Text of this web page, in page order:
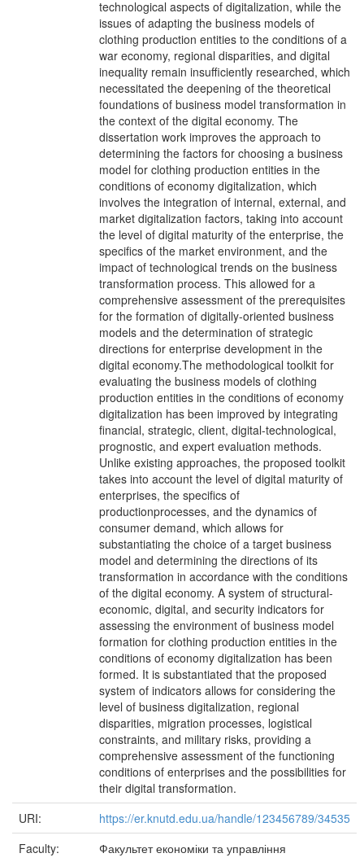
technological aspects of digitalization, while the
issues of adapting the business models of
clothing production entities to the conditions of a
war economy, regional disparities, and digital
inequality remain insufficiently researched, which
necessitated the deepening of the theoretical
foundations of business model transformation in
the context of the digital economy. The
dissertation work improves the approach to
determining the factors for choosing a business
model for clothing production entities in the
conditions of economy digitalization, which
involves the integration of internal, external, and
market digitalization factors, taking into account
the level of digital maturity of the enterprise, the
specifics of the market environment, and the
impact of technological trends on the business
transformation process. This allowed for a
comprehensive assessment of the prerequisites
for the formation of digitally-oriented business
models and the determination of strategic
directions for enterprise development in the
digital economy.The methodological toolkit for
evaluating the business models of clothing
production entities in the conditions of economy
digitalization has been improved by integrating
financial, strategic, client, digital-technological,
prognostic, and expert evaluation methods.
Unlike existing approaches, the proposed toolkit
takes into account the level of digital maturity of
enterprises, the specifics of
productionprocesses, and the dynamics of
consumer demand, which allows for
substantiating the choice of a target business
model and determining the directions of its
transformation in accordance with the conditions
of the digital economy. A system of structural-
economic, digital, and security indicators for
assessing the environment of business model
formation for clothing production entities in the
conditions of economy digitalization has been
formed. It is substantiated that the proposed
system of indicators allows for considering the
level of business digitalization, regional
disparities, migration processes, logistical
constraints, and military risks, providing a
comprehensive assessment of the functioning
conditions of enterprises and the possibilities for
their digital transformation.
URI:
https://er.knutd.edu.ua/handle/123456789/34535
Faculty:
Факультет економіки та управління